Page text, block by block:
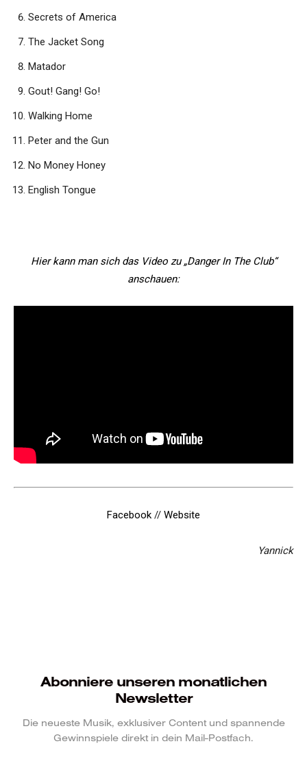
Secrets of America
The Jacket Song
Matador
Gout! Gang! Go!
Walking Home
Peter and the Gun
No Money Honey
English Tongue
Hier kann man sich das Video zu „Danger In The Club“
anschauen:
Facebook // Website
Yannick
Abonniere unseren monatlichen
Newsletter
Die neueste Musik, exklusiver Content und spannende
Gewinnspiele direkt in dein Mail-Postfach.